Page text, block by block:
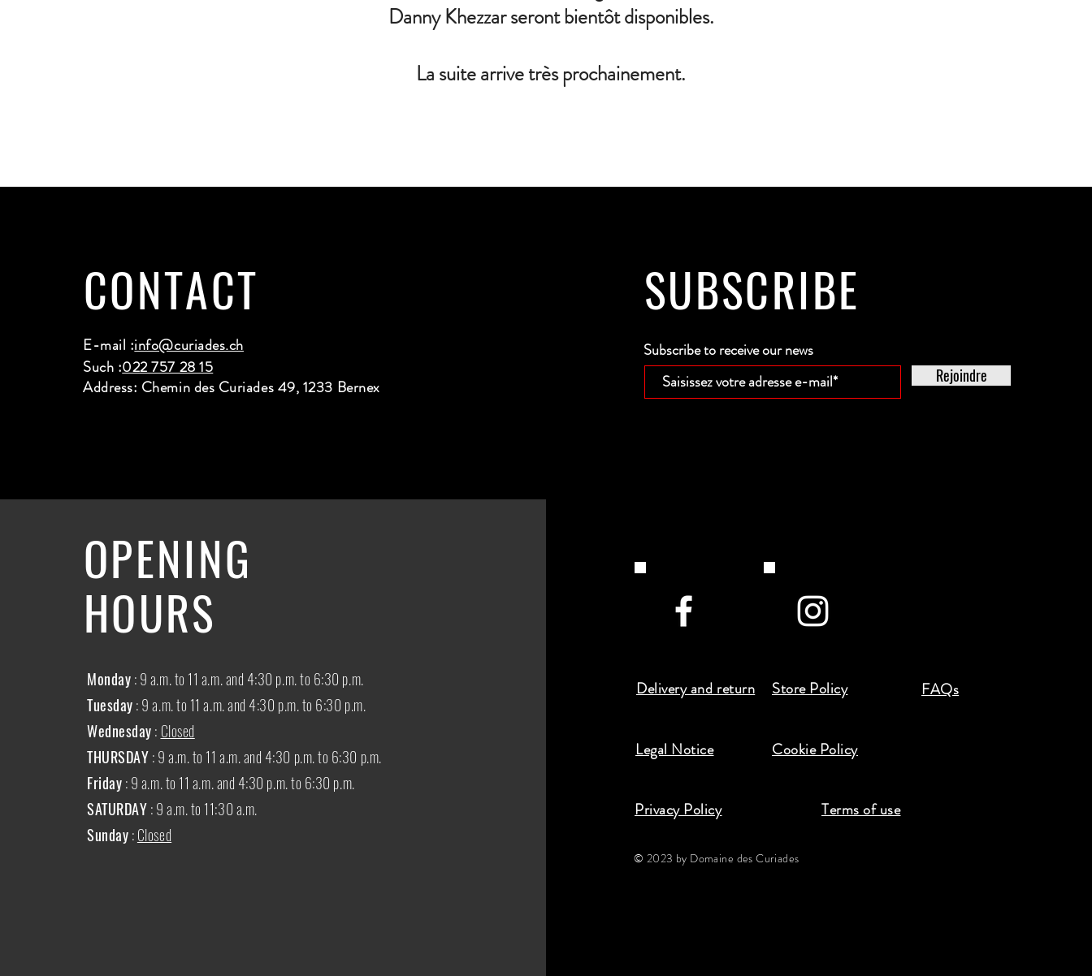
Danny Khezzar seront bientôt disponibles.
La suite arrive très prochainement.
CONTACT
E-mail :info@curiades.ch
Such :022 757 28 15
Address: Chemin des Curiades 49, 1233 Bernex
SUBSCRIBE
Subscribe to receive our news
Rejoindre
OPENING
HOURS
Monday: 9 a.m. to 11 a.m. and 4:30 p.m. to 6:30 p.m.
Tuesday: 9 a.m. to 11 a.m. and 4:30 p.m. to 6:30 p.m.
Wednesday: Closed
THURSDAY:9 a.m. to 11 a.m. and 4:30 p.m. to 6:30 p.m.
Friday: 9 a.m. to 11 a.m. and 4:30 p.m. to 6:30 p.m.
SATURDAY: 9 a.m. to 11:30 a.m.
Sunday:Closed
Delivery and return Store Policy FAQs
Legal Notice Cookie Policy
Privacy Policy Terms of use
© 2023 by Domaine des Curiades